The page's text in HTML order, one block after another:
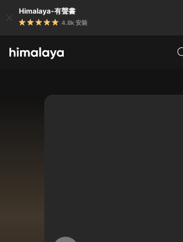
Himalaya-有聲書
4.8k 安裝